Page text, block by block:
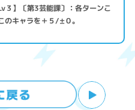
３】〔第3芸能課〕：各ターンこ
のキャラを＋５/±０。